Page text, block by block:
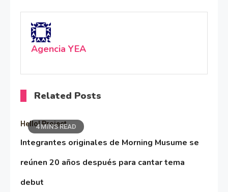
Agencia YEA
Related Posts
4 MINS READ
Hello! Project
Integrantes originales de Morning Musume se
reúnen 20 años después para cantar tema
debut